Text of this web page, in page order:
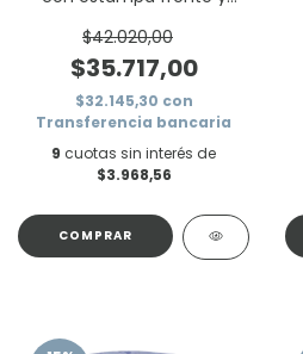
$42.020,00
$35.717,00
$32.145,30 con
Transferencia bancaria
9 cuotas sin interés de
$3.968,56
COMPRAR